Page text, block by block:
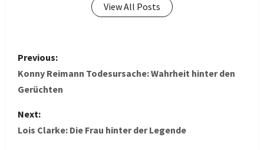
View All Posts
P
o
t
Previous:
Konny Reimann Todesursache: Wahrheit hinter den
Gerüchten
Next:
Lois Clarke: Die Frau hinter der Legende